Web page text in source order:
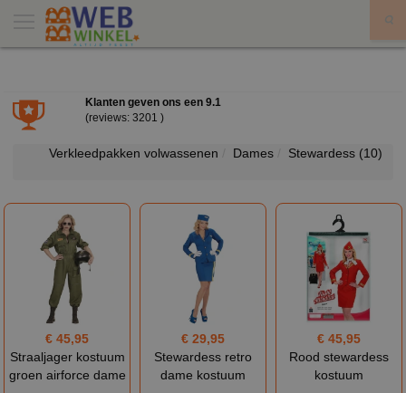
Klanten geven ons een 9.1
(reviews: 3201 )
Verkleedpakken volwassenen Dames Stewardess (10)
€ 45,95
Straaljager kostuum
groen airforce dame
€ 29,95
Stewardess retro
dame kostuum
€ 45,95
Rood stewardess
kostuum